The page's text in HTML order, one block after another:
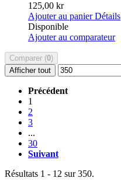
125,00 kr
Ajouter au panier Détails
Disponible
Ajouter au comparateur
Comparer (0)
Afficher tout
Précédent
1
2
3
...
30
Suivant
Résultats 1 - 12 sur 350.